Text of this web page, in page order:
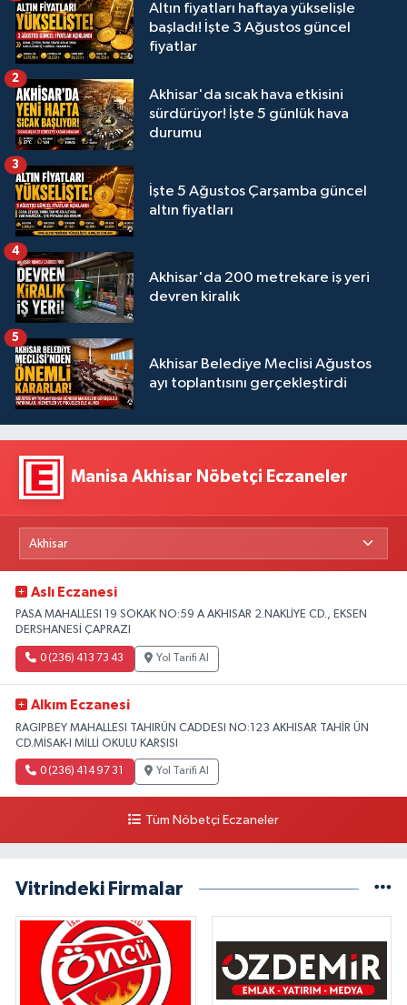
Altın fiyatları haftaya yükselişle
başladı! İşte 3 Ağustos güncel
fiyatlar
Akhisar'da sıcak hava etkisini
sürdürüyor! İşte 5 günlük hava
durumu
2
İşte 5 Ağustos Çarşamba güncel
altın fiyatları
3
Akhisar'da 200 metrekare iş yeri
devren kiralık
4
Akhisar Belediye Meclisi Ağustos
ayı toplantısını gerçekleştirdi
5
Manisa Akhisar Nöbetçi Eczaneler
Aslı Eczanesi
PASA MAHALLESI 19 SOKAK NO:59 A AKHISAR 2.NAKLİYE CD., EKSEN
DERSHANESİ ÇAPRAZI
0 (236) 413 73 43 Yol Tarifi Al
Alkım Eczanesi
RAGIPBEY MAHALLESI TAHIRÜN CADDESI NO:123 AKHISAR TAHİR ÜN
CD.MİSAK-I MİLLİ OKULU KARŞISI
0 (236) 414 97 31 Yol Tarifi Al
Tüm Nöbetçi Eczaneler
Vitrindeki Firmalar